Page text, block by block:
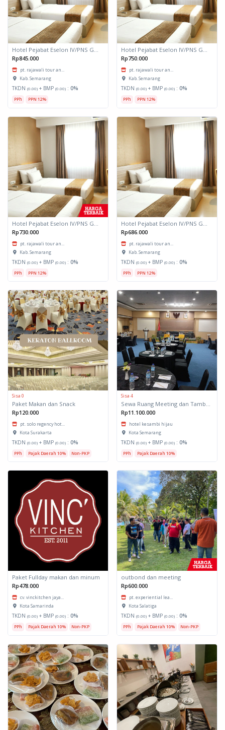
Hotel Pejabat Eselon IV/PNS Golongan III, II, I dan NON PNS DI Yogyakarta
Rp845.000
pt. rajawali tour an...
Kab. Semarang
TKDN (0.00) + BMP (0.00) : 0%
PPh PPN 12%
Hotel Pejabat Eselon IV/PNS Golongan III, II, I dan NON PNS Jawa Tengah
Rp750.000
pt. rajawali tour an...
Kab. Semarang
TKDN (0.00) + BMP (0.00) : 0%
PPh PPN 12%
Rp730.000
pt. rajawali tour an...
Kab. Semarang
TKDN (0.00) + BMP (0.00) : 0%
PPh PPN 12%
Rp686.000
pt. rajawali tour an...
Kab. Semarang
TKDN (0.00) + BMP (0.00) : 0%
PPh PPN 12%
Sisa 0
Paket Makan dan Snack
Rp120.000
pt. solo regency hot...
Kota Surakarta
TKDN (0.00) + BMP (0.00) : 0%
PPh Pajak Daerah 10% Non-PKP
Sisa 4
Rp11.100.000
hotel kesambi hijau
Kota Semarang
TKDN (0.00) + BMP (0.00) : 0%
PPh Pajak Daerah 10%
Paket Fullday makan dan minum
Rp478.000
cv. vinckitchen jaya...
Kota Samarinda
TKDN (0.00) + BMP (0.00) : 0%
PPh Pajak Daerah 10% Non-PKP
outbond dan meeting
Rp600.000
pt. experiential lea...
Kota Salatiga
TKDN (0.00) + BMP (0.00) : 0%
PPh Pajak Daerah 10% Non-PKP